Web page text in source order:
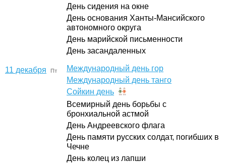
День сидения на окне
День основания Ханты-Мансийского
автономного округа
День марийской письменности
День засандаленных
11 декабря Пт
Международный день гор
Международный день танго
Сойкин день
Всемирный день борьбы с
бронхиальной астмой
День Андреевского флага
День памяти русских солдат, погибших в
Чечне
День колец из лапши